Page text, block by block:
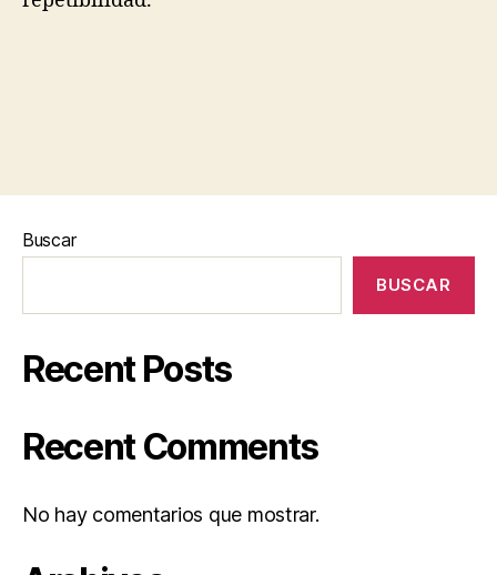
Buscar
BUSCAR
Recent Posts
Recent Comments
No hay comentarios que mostrar.